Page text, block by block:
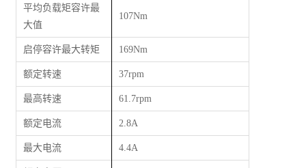
平均负载矩容许最
大值
107Nm
启停容许最大转矩 169Nm
额定转速 37rpm
最高转速 61.7rpm
额定电流 2.8A
最大电流 4.4A